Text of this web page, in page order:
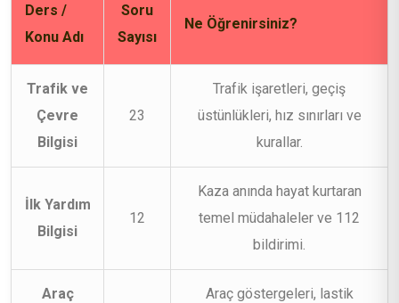
Ders /
Konu Adı
Soru
Sayısı
Ne Öğrenirsiniz?
Trafik ve
Çevre
Bilgisi
23
Trafik işaretleri, geçiş
üstünlükleri, hız sınırları ve
kurallar.
İlk Yardım
Bilgisi
12
Kaza anında hayat kurtaran
temel müdahaleler ve 112
bildirimi.
Araç
Araç göstergeleri, lastik